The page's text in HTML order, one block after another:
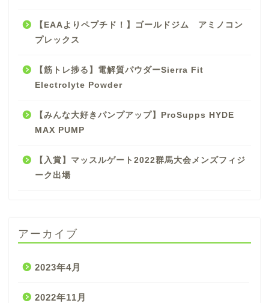
【EAAよりペプチド！】ゴールドジム アミノコン
プレックス
【筋トレ捗る】電解質パウダーSierra Fit
Electrolyte Powder
【みんな大好きパンプアップ】ProSupps HYDE
MAX PUMP
【入賞】マッスルゲート2022群馬大会メンズフィジ
ーク出場
アーカイブ
2023年4月
2022年11月